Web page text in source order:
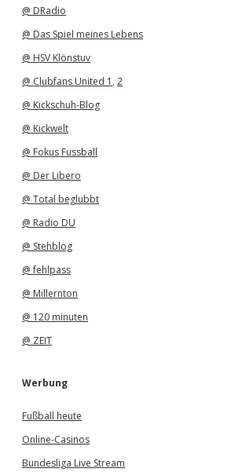
@ DRadio
@ Das Spiel meines Lebens
@ HSV Klönstuv
@ Clubfans United 1 , 2
@ Kickschuh-Blog
@ Kickwelt
@ Fokus Fussball
@ Der Libero
@ Total beglubbt
@ Radio DU
@ Stehblog
@ fehlpass
@ Millernton
@ 120 minuten
@ ZEIT
Werbung
Fußball heute
Online-Casinos
Bundesliga Live Stream